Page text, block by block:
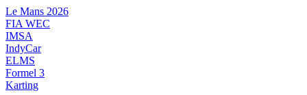
Videre
til
indhold
Le Mans 2026
FIA WEC
IMSA
IndyCar
ELMS
Formel 3
Karting